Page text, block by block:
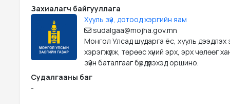
Захиалагч байгууллага
Хууль зүй, дотоод хэргийн яам
sudalgaa@mojha.gov.mn
Монгол Улсад шударга ёс, хууль дээдлэх
хэрэгжүүлж, төрөөс хүний эрх, эрх чөлөөг
зүйн баталгааг бүрдүүлэхэд оршино.
Судалгааны баг
-